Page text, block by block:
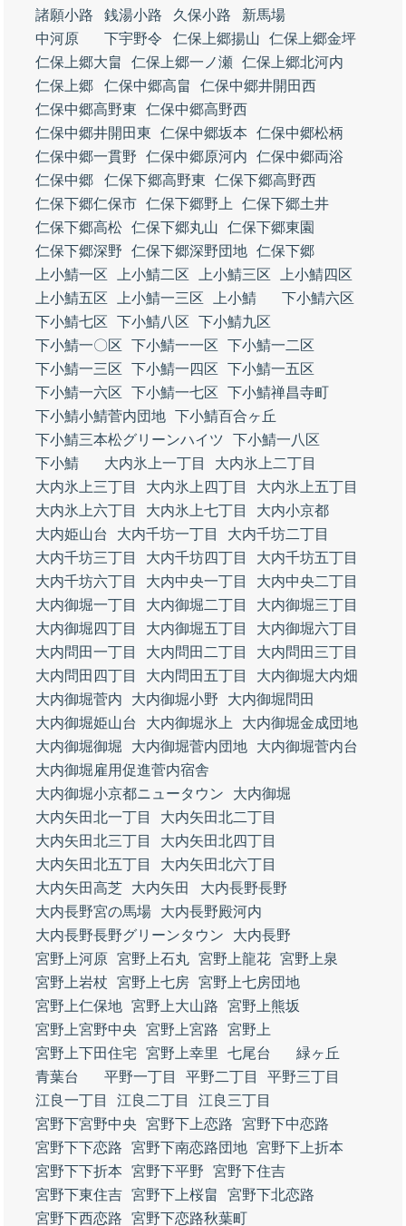
諸願小路
銭湯小路 久保小路
新馬場
中河原
下宇野令 仁保上郷揚山
仁保上郷金坪
仁保上郷大畠
仁保上郷一ノ瀬 仁保上郷北河内
仁保上郷
仁保中郷高畠
仁保中郷井開田西
仁保中郷高野東
仁保中郷高野西
仁保中郷井開田東
仁保中郷坂本
仁保中郷松柄
仁保中郷一貫野
仁保中郷原河内
仁保中郷両浴
仁保中郷
仁保下郷高野東
仁保下郷高野西
仁保下郷仁保市 仁保下郷野上
仁保下郷土井
仁保下郷高松 仁保下郷丸山
仁保下郷東園
仁保下郷深野
仁保下郷深野団地 仁保下郷
上小鯖一区
上小鯖二区 上小鯖三区
上小鯖四区
上小鯖五区
上小鯖一三区 上小鯖
下小鯖六区
下小鯖七区
下小鯖八区
下小鯖九区
下小鯖一〇区
下小鯖一一区
下小鯖一二区
下小鯖一三区
下小鯖一四区
下小鯖一五区
下小鯖一六区
下小鯖一七区
下小鯖禅昌寺町
下小鯖小鯖菅内団地 下小鯖百合ヶ丘
下小鯖三本松グリーンハイツ
下小鯖一八区
下小鯖
大内氷上一丁目
大内氷上二丁目
大内氷上三丁目
大内氷上四丁目
大内氷上五丁目
大内氷上六丁目
大内氷上七丁目
大内小京都
大内姫山台
大内千坊一丁目
大内千坊二丁目
大内千坊三丁目
大内千坊四丁目
大内千坊五丁目
大内千坊六丁目
大内中央一丁目
大内中央二丁目
大内御堀一丁目
大内御堀二丁目
大内御堀三丁目
大内御堀四丁目
大内御堀五丁目
大内御堀六丁目
大内問田一丁目
大内問田二丁目
大内問田三丁目
大内問田四丁目
大内問田五丁目
大内御堀大内畑
大内御堀菅内
大内御堀小野
大内御堀問田
大内御堀姫山台
大内御堀氷上
大内御堀金成団地
大内御堀御堀
大内御堀菅内団地
大内御堀菅内台
大内御堀雇用促進菅内宿舎
大内御堀小京都ニュータウン
大内御堀
大内矢田北一丁目
大内矢田北二丁目
大内矢田北三丁目
大内矢田北四丁目
大内矢田北五丁目
大内矢田北六丁目
大内矢田高芝
大内矢田
大内長野長野
大内長野宮の馬場
大内長野殿河内
大内長野長野グリーンタウン
大内長野
宮野上河原 宮野上石丸 宮野上龍花 宮野上泉
宮野上岩杖
宮野上七房 宮野上七房団地
宮野上仁保地 宮野上大山路
宮野上熊坂
宮野上宮野中央
宮野上宮路
宮野上
宮野上下田住宅
宮野上幸里 七尾台
緑ヶ丘
青葉台
平野一丁目 平野二丁目
平野三丁目
江良一丁目
江良二丁目
江良三丁目
宮野下宮野中央
宮野下上恋路
宮野下中恋路
宮野下下恋路
宮野下南恋路団地 宮野下上折本
宮野下下折本
宮野下平野
宮野下住吉
宮野下東住吉 宮野下上桜畠
宮野下北恋路
宮野下西恋路
宮野下恋路秋葉町